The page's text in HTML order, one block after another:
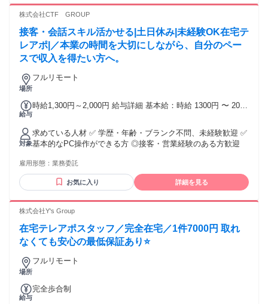
出来る方 ・ご自宅に個室があること ┗業務プライバシーを確
支障がない、室内も静かな環境を保てる 第三者が入室できな
い・窓からディスプレイが見えない環境 ・インターネット光
回線(自己負担で設置)を保持していること ・貸与品をご自身
で設定可能な方 ＜光回線は以下条件必須＞ ※最低でもアップ
ロード20Mbps・ダウンロード30Mbps速度を保持しているこ
PC・モニター・キーボード・マウス・ヘッドセット・ウェブ
株式会社CTF GROUP
接客・会話スキル活かせる|土日休み|未経験OK在宅テ
レアポ|／本業の時間を大切にしながら、自分のペー
スで収入を得たい方へ。
場所
フルリモート
給与
時給1,300円～2,000円 給与詳細 基本給：時給 1300円 〜 2000
る） スキル・成果次第で時給UP！
対象
求めている人材 ✅ 学歴・年齢・ブランク不問、未経験歓迎 ✅
基本的なPC操作ができる方 ◎接客・営業経験のある方歓迎
雇用形態： 業務委託
お気に入り 詳細を見る
株式会社Y's Group
在宅テレアポスタッフ／完全在宅／1件7000円 取れ
なくても安心の最低保証あり⭐
場所
フルリモート
給与
完全歩合制